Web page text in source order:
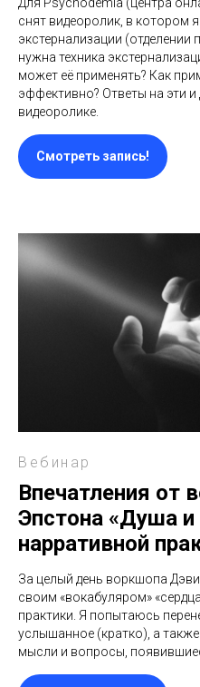
снят видеоролик, в котором
экстернализации
нужна техника
может её применять? Как
эффективно? Ответы на эти
видеоролике.
Смотреть запись!
Вебинар
Впечатления от
Эпстона «Душа и
нарративной
За целый день воркшопа
своим «вокабуляром»
практики. Я попытаюсь
услышанное (кратко), а
мысли и вопросы,